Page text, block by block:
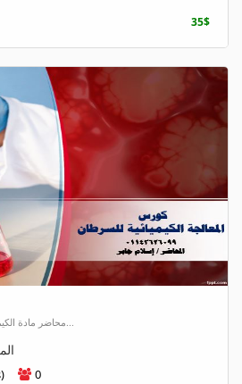
35$
محاضر مادة الكيمياء وباحث في الطاقة...
0